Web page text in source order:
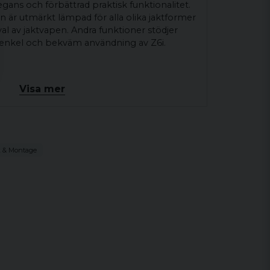
och förbättrad praktisk funktionalitet.
är utmärkt lämpad för alla olika jaktformer
av jaktvapen. Andra funktioner stödjer
och bekväm användning av Z6i.
Visa mer
& Montage